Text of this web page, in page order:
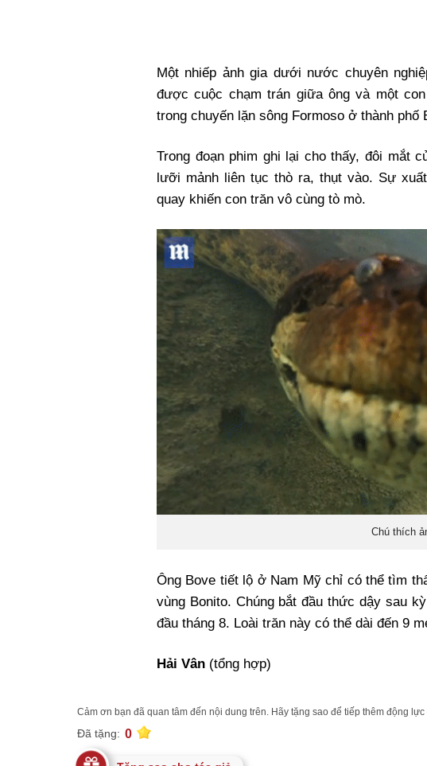
Một nhiếp ảnh gia dưới nước chuyên
được cuộc chạm trán giữa ông và một
trong chuyến lặn sông Formoso ở thành phố
Trong đoạn phim ghi lại cho thấy, đôi mắt
lưỡi mảnh liên tục thò ra, thụt vào. Sự
quay khiến con trăn vô cùng tò mò.
Chú thích
Ông Bove tiết lộ ở Nam Mỹ chỉ có thể tìm
vùng Bonito. Chúng bắt đầu thức dậy sau
đầu tháng 8. Loài trăn này có thể dài đến 9
Hải Vân (tổng hợp)
Cảm ơn bạn đã quan tâm đến nội dung trên. Hãy tặng sao để tiếp thêm động
Đã tặng: 0